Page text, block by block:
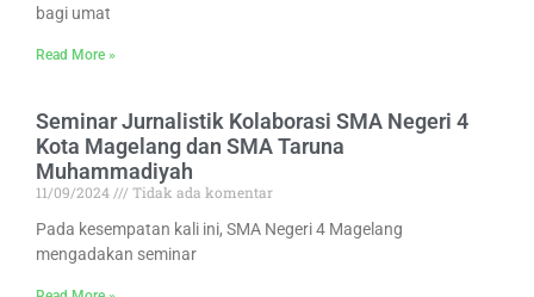
bagi umat
Read More »
Seminar Jurnalistik Kolaborasi SMA Negeri 4
Kota Magelang dan SMA Taruna
Muhammadiyah
11/09/2024
Tidak ada komentar
Pada kesempatan kali ini, SMA Negeri 4 Magelang
mengadakan seminar